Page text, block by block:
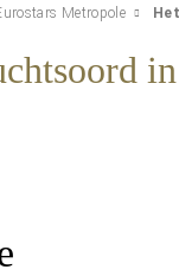
Metropole